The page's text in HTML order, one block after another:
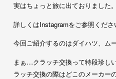
実はちょっと旅に出ておりました。
詳しくはInstagramをご参照くださ
今回ご紹介するのはダイハツ、ム
まぁ…クラッチ交換って特段珍し
ラッチ交換の際はどこのメーカー